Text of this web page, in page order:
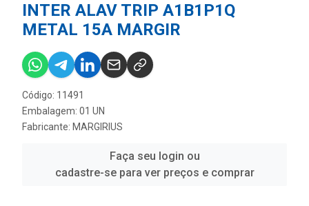
INTER ALAV TRIP A1B1P1Q
METAL 15A MARGIR
Código: 11491
Embalagem: 01 UN
Fabricante: MARGIRIUS
Faça seu login ou
cadastre-se para ver preços e comprar